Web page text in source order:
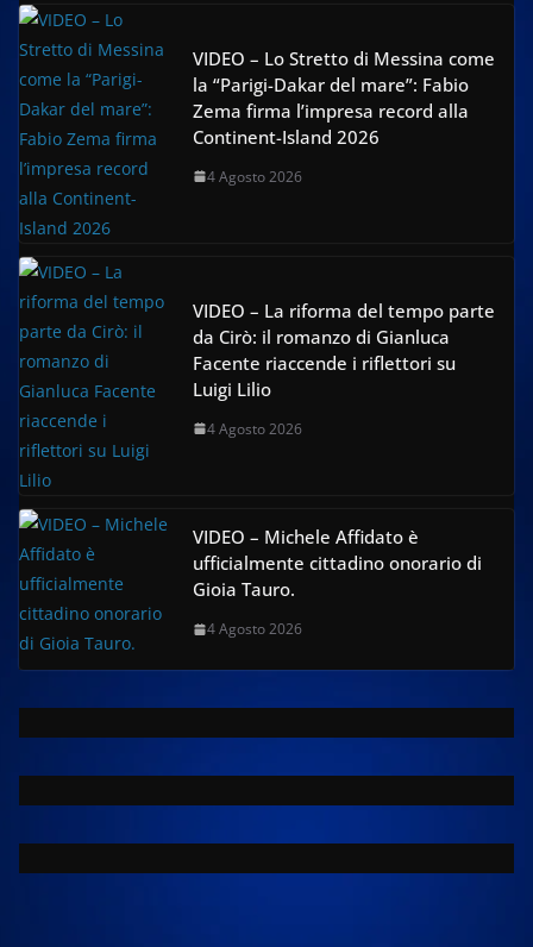
VIDEO – Lo Stretto di Messina come
la “Parigi-Dakar del mare”: Fabio
Zema firma l’impresa record alla
Continent-Island 2026
4 Agosto 2026
VIDEO – La riforma del tempo parte
da Cirò: il romanzo di Gianluca
Facente riaccende i riflettori su
Luigi Lilio
4 Agosto 2026
VIDEO – Michele Affidato è
ufficialmente cittadino onorario di
Gioia Tauro.
4 Agosto 2026